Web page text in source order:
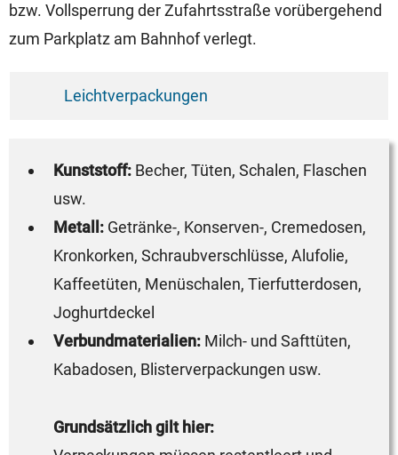
bzw. Vollsperrung der Zufahrtsstraße vorübergehend
zum Parkplatz am Bahnhof verlegt.
Leichtverpackungen
Kunststoff: Becher, Tüten, Schalen, Flaschen
usw.
Metall: Getränke-, Konserven-, Cremedosen,
Kronkorken, Schraubverschlüsse, Alufolie,
Kaffeetüten, Menüschalen, Tierfutterdosen,
Joghurtdeckel
Verbundmaterialien: Milch- und Safttüten,
Kabadosen, Blisterverpackungen usw.
Grundsätzlich gilt hier: